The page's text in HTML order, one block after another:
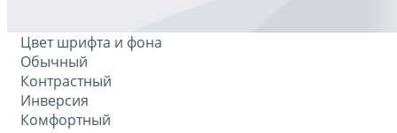
Цвет шрифта и фона
Обычный
Контрастный
Инверсия
Комфортный